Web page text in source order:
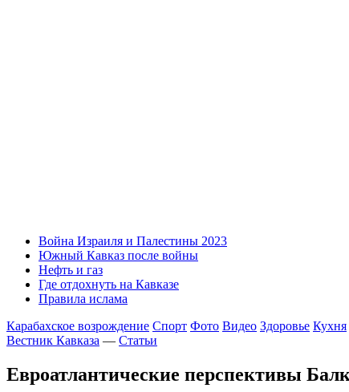
Война Израиля и Палестины 2023
Южный Кавказ после войны
Нефть и газ
Где отдохнуть на Кавказе
Правила ислама
Карабахское возрождение Спорт Фото Видео Здоровье Кухня
Вестник Кавказа — Статьи
Евроатлантические перспективы